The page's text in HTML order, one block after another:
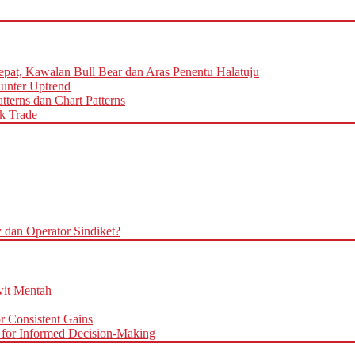
Kawalan Bull Bear dan Aras Penentu Halatuju
Uptrend
dan Chart Patterns
Trade
Operator Sindiket?
Mentah
Consistent Gains
for Informed Decision-Making